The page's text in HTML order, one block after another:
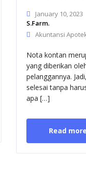
January 10, 2023
S.Farm.
Akuntansi
Nota kontan
yang diberikan
pelanggannya.
selesai tanpa
apa […]
Read more